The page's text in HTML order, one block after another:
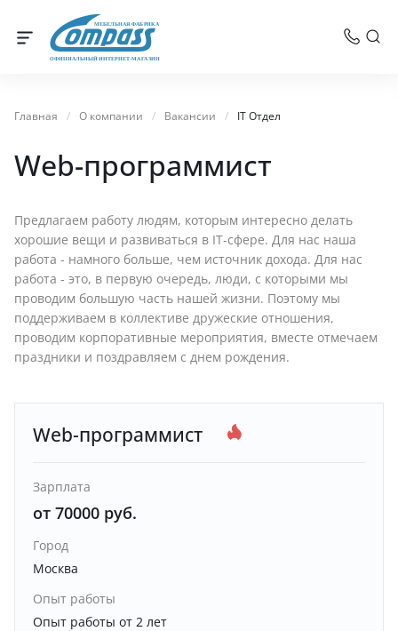
МЕБЕЛЬНАЯ ФАБРИКА
ОФИЦИАЛЬНЫЙ ИНТЕРНЕТ-МАГАЗИН
Главная / О компании / Вакансии / IT Отдел
Web-программист
Предлагаем работу людям, которым интересно делать
хорошие вещи и развиваться в IT-сфере. Для нас наша
работа - намного больше, чем источник дохода. Для нас
работа - это, в первую очередь, люди, с которыми мы
проводим большую часть нашей жизни. Поэтому мы
поддерживаем в коллективе дружеские отношения,
проводим корпоративные мероприятия, вместе отмечаем
праздники и поздравляем с днем рождения.
Web-программист
Зарплата
от 70000 руб.
Город
Москва
Опыт работы
Опыт работы от 2 лет